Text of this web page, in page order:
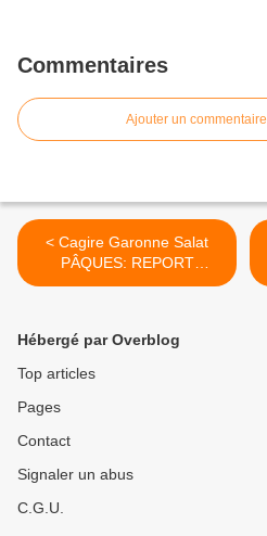
Commentaires
Ajouter un commentaire
< Cagire Garonne Salat
PÂQUES: REPORT
TOURNÉE COLLECTE
Hébergé par Overblog
Top articles
Pages
Contact
Signaler un abus
C.G.U.